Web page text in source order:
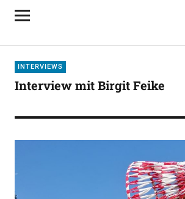
INTERVIEWS
Interview mit Birgit Feike